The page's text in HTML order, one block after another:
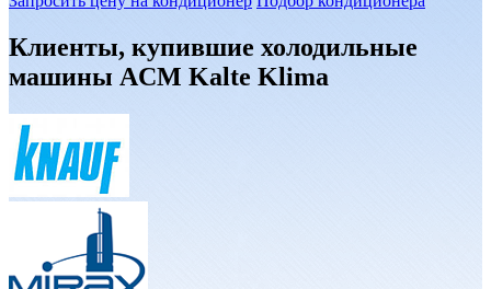
Клиенты, купившие холодильные
машины ACM Kalte Klima